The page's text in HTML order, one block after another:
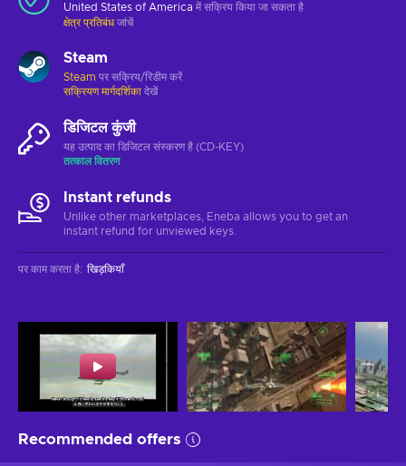
United States of America में सक्रिय किया जा सकता है
क्षेत्र प्रतिबंध जांचें
Steam
Steam पर सक्रिय/रिडीम करें
सक्रियण मार्गदर्शिका देखें
डिजिटल कुंजी
यह उत्पाद का डिजिटल संस्करण है (CD-KEY)
तत्काल वितरण
Instant refunds
Unlike other marketplaces, Eneba allows you to get an
instant refund for unviewed keys.
पर काम करता है: खिड़कियाँ
Recommended offers